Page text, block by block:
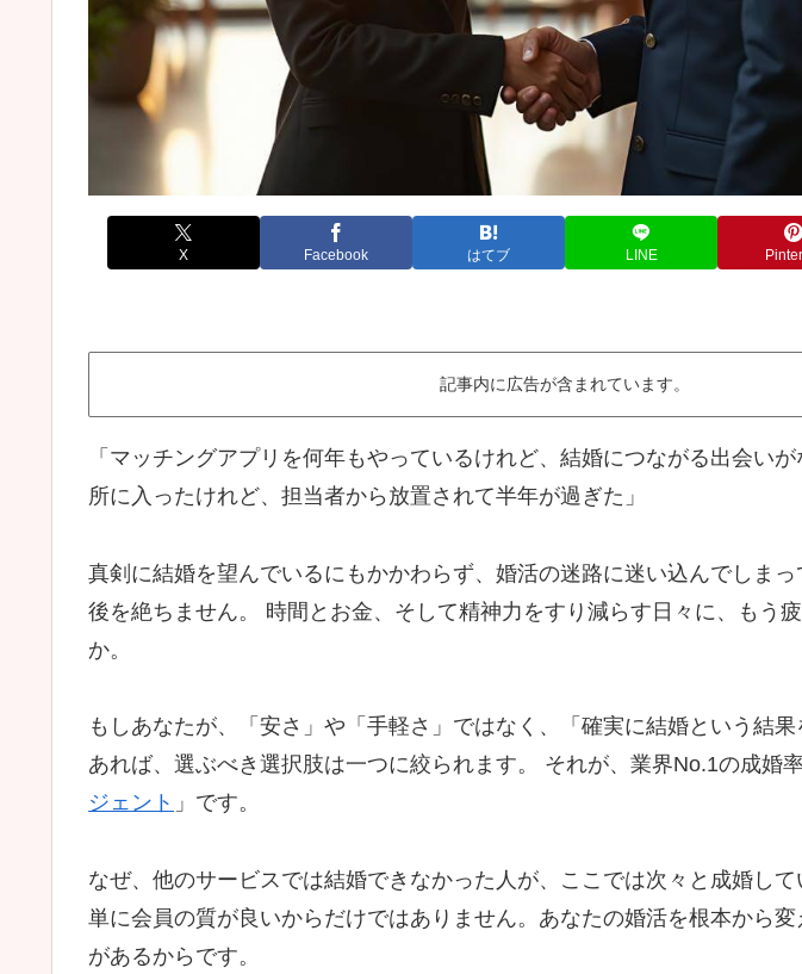
X Facebook はてブ LINE
記事内に広告が含まれています。
「マッチングアプリを何年もやっているけれど、結婚につながる出会い
所に入ったけれど、担当者から放置されて半年が過ぎた」
真剣に結婚を望んでいるにもかかわらず、婚活の迷路に迷い込んでしま
後を絶ちません。 時間とお金、そして精神力をすり減らす日々に、もう
か。
もしあなたが、「安さ」や「手軽さ」ではなく、「確実に結婚という結
あれば、選ぶべき選択肢は一つに絞られます。 それが、業界No.1の成婚
ジェント 」です。
なぜ、他のサービスでは結婚できなかった人が、ここでは次々と成婚して
単に会員の質が良いからだけではありません。あなたの婚活を根本から変
があるからです。